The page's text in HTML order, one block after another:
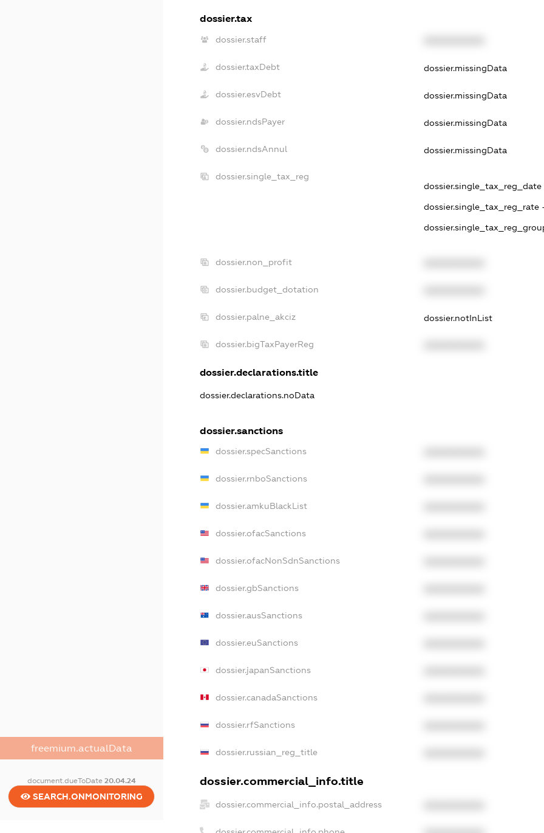
freemium.actualData
document.dueToDate 20.04.24
SEARCH.ONMONITORING
dossier.tax
dossier.staff
dossier.taxDebt dossier.missingData
dossier.esvDebt dossier.missingData
dossier.ndsPayer dossier.missingData
dossier.ndsAnnul dossier.missingData
dossier.single_tax_reg
dossier.single_tax_reg_date -
dossier.single_tax_reg_rate
dossier.non_profit
dossier.budget_dotation
dossier.palne_akciz dossier.notInList
dossier.bigTaxPayerReg
dossier.declarations.title
dossier.declarations.noData
dossier.sanctions
dossier.specSanctions
dossier.rnboSanctions
dossier.amkuBlackList
dossier.ofacSanctions
dossier.ofacNonSdnSanctions
dossier.gbSanctions
dossier.ausSanctions
dossier.euSanctions
dossier.japanSanctions
dossier.canadaSanctions
dossier.rfSanctions
dossier.russian_reg_title
dossier.commercial_info.title
dossier.commercial_info.postal_address